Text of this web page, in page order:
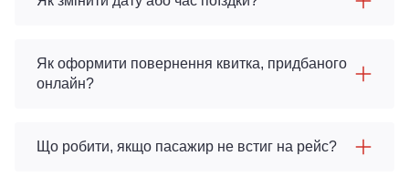
Як оформити повернення квитка, придбаного
онлайн?
Що робити, якщо пасажир не встиг на рейс?